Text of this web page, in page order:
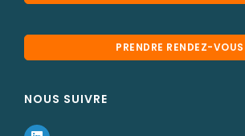
PRENDRE RENDEZ-VOUS
NOUS SUIVRE